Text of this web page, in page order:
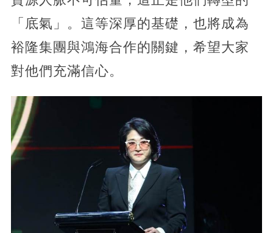
「底氣」。這等深厚的基礎，也將成為
裕隆集團與鴻海合作的關鍵，希望大家
對他們充滿信心。